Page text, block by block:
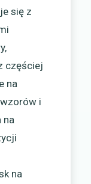
się z
częściej
na
i
na
na